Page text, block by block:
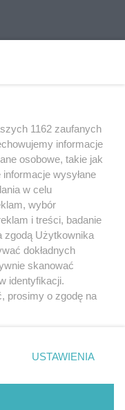
Serwis Informacyjny Miasta
HOSTING
FACEBOOK KONTAKT
Muzyka i kultura
Archiwum wydarzeń
Zdjęcia miasta
1162 zaufanych
informacje
osobowe, takie jak
wysyłane
w celu
wybór
i treści, badanie
zgodą Użytkownika
dokładnych
skanować
identyfikacji.
prosimy o zgodę na
strony
. Niektóre
zastosowania tylko
USTAWIENIA